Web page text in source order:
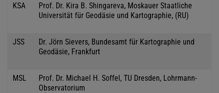
KSA
Prof. Dr. Kira B. Shingareva, Moskauer Staatliche
Universität für Geodäsie und Kartographie, (RU)
JSS
Dr. Jörn Sievers, Bundesamt für Kartographie und
Geodäsie, Frankfurt
MSL
Prof. Dr. Michael H. Soffel, TU Dresden, Lohrmann-
Observatorium